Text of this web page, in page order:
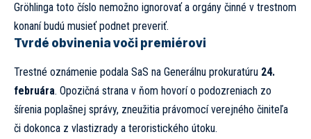
Gröhlinga toto číslo nemožno ignorovať a orgány činné v trestnom
konaní budú musieť podnet preveriť.
Tvrdé obvinenia voči premiérovi
Trestné oznámenie podala SaS na Generálnu prokuratúru 24.
februára. Opozičná strana v ňom hovorí o podozreniach zo
šírenia poplašnej správy, zneužitia právomocí verejného činiteľa
či dokonca z vlastizrady a teroristického útoku.